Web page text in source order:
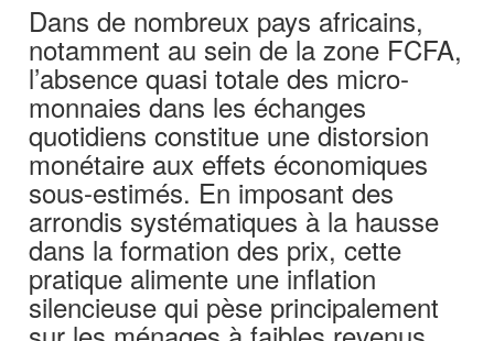
Dans de nombreux pays africains,
notamment au sein de la zone FCFA,
l’absence quasi totale des micro-
monnaies dans les échanges
quotidiens constitue une distorsion
monétaire aux effets économiques
sous-estimés. En imposant des
arrondis systématiques à la hausse
dans la formation des prix, cette
pratique alimente une inflation
silencieuse qui pèse principalement